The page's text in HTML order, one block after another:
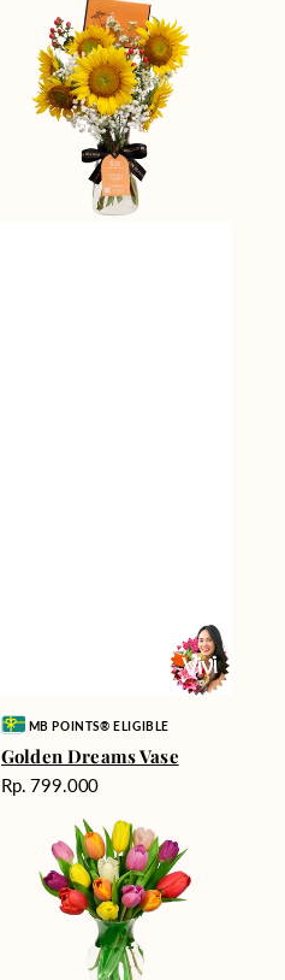
Dreams
Vendor:MB POINTS® ELIGIBLE
Golden Dreams Vase
Harga
Rp. 799.000